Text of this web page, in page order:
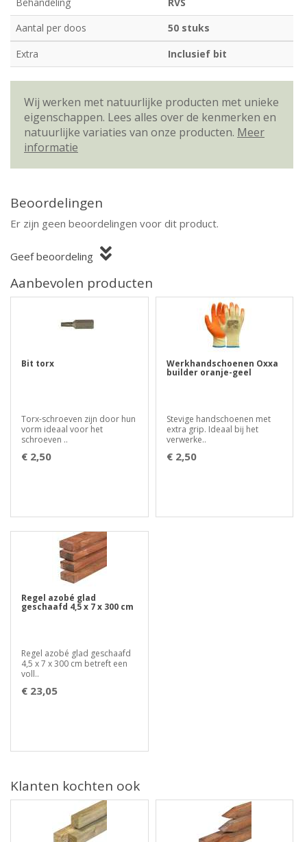
Aantal per doos
50 stuks
Extra
Inclusief bit
Wij werken met natuurlijke producten met unieke
eigenschappen. Lees alles over de kenmerken en
natuurlijke variaties van onze producten. Meer
informatie
Beoordelingen
Er zijn geen beoordelingen voor dit product.
Geef beoordeling
Aanbevolen producten
Bit torx
Torx-schroeven zijn door hun
vorm ideaal voor het
schroeven ..
€ 2,50
Werkhandschoenen Oxxa
builder oranje-geel
Stevige handschoenen met
extra grip. Ideaal bij het
verwerke..
€ 2,50
Regel azobé glad
geschaafd 4,5 x 7 x 300 cm
Regel azobé glad geschaafd
4,5 x 7 x 300 cm betreft een
voll..
€ 23,05
Klanten kochten ook